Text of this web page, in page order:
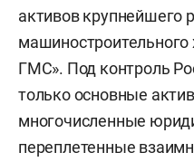
активов крупнейшего
машиностроительного
ГМС». Под контроль
только основные
многочисленные
переплетенные